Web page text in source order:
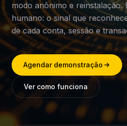
modo anônimo e
humano: o sinal que
de cada conta, sessão e
Agendar demonstração
Ver como funciona